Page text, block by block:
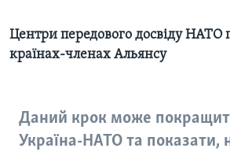
ПРАЙМ-ТАЙМ
Центри передового досвіду
країнах-членах Альянсу
Даний крок може
Україна-НАТО та показати,